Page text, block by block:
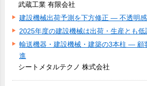
武蔵工業 有限会社
建設機械出荷予測を下方修正 ― 不透明
2025年度の建設機械は出荷・生産とも低
輸送機器・建設機械・建築の3本柱 ― 顧
進
シートメタルテクノ 株式会社